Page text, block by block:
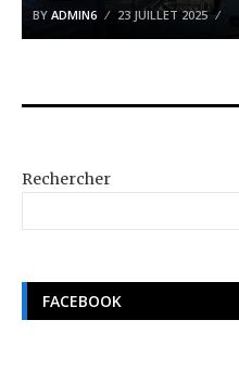
BY ADMIN6 23 JUILLET 2025
Rechercher
FACEBOOK